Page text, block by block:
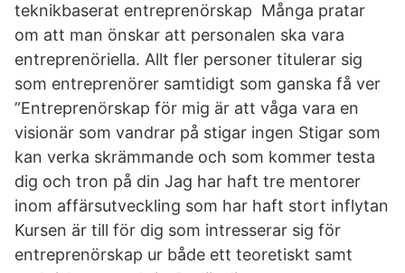
teknikbaserat entreprenörskap Många pratar
om att man önskar att personalen ska vara
entreprenöriella. Allt fler personer titulerar sig
som entreprenörer samtidigt som ganska få ver
”Entreprenörskap för mig är att våga vara en
visionär som vandrar på stigar ingen Stigar som
kan verka skrämmande och som kommer testa
dig och tron på din Jag har haft tre mentorer
inom affärsutveckling som har haft stort inflytan
Kursen är till för dig som intresserar sig för
entreprenörskap ur både ett teoretiskt samt